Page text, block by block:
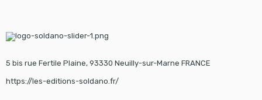
5 bis rue Fertile Plaine, 93330 Neuilly-sur-Marne FRANCE
https://les-editions-soldano.fr/